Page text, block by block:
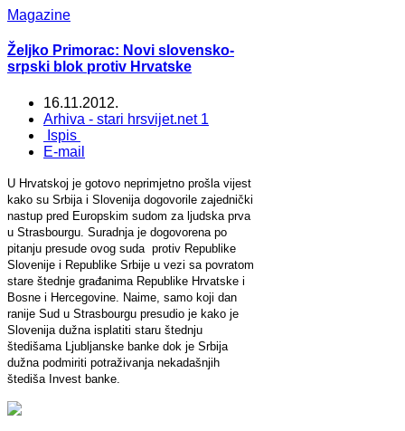
Magazine
Željko Primorac: Novi slovensko-
srpski blok protiv Hrvatske
16.11.2012.
Arhiva - stari hrsvijet.net 1
Ispis
E-mail
U Hrvatskoj je gotovo neprimjetno prošla vijest
kako su Srbija i Slovenija dogovorile zajednički
nastup pred Europskim sudom za ljudska prva
u Strasbourgu. Suradnja je dogovorena po
pitanju presude ovog suda protiv Republike
Slovenije i Republike Srbije u vezi sa povratom
stare štednje građanima Republike Hrvatske i
Bosne i Hercegovine. Naime, samo koji dan
ranije Sud u Strasbourgu presudio je kako je
Slovenija dužna isplatiti staru štednju
štedišama Ljubljanske banke dok je Srbija
dužna podmiriti potraživanja nekadašnjih
štediša Invest banke.